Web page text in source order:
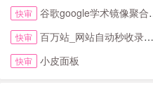
快审 谷歌google学术镜像聚合搜索全搜网
快审 百万站_网站自动秒收录与提交入口首页
快审 小皮面板